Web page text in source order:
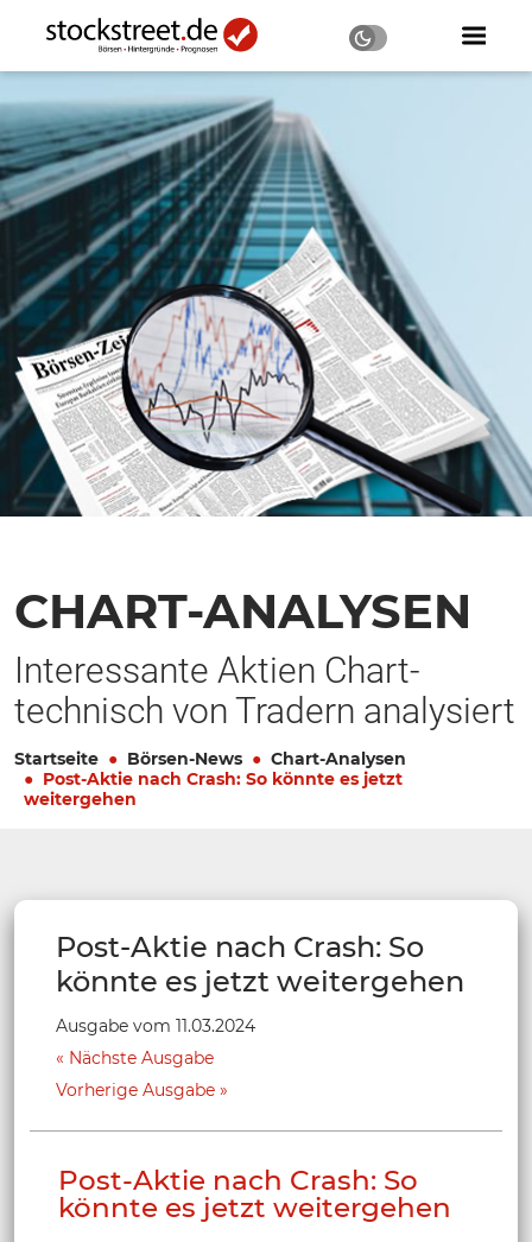
CHART-ANALYSEN
Interessante Aktien Chart-
technisch von Tradern analysiert
Startseite Börsen-News
Chart-Analysen
Post-Aktie nach Crash: So könnte es jetzt
weitergehen
Post-Aktie nach Crash: So
könnte es jetzt weitergehen
Ausgabe vom 11.03.2024
Nächste Ausgabe
Vorherige Ausgabe
Post-Aktie nach Crash: So
könnte es jetzt weitergehen